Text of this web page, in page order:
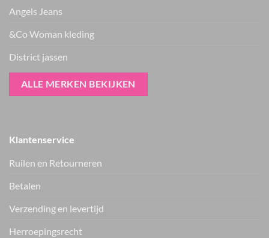
Angels Jeans
&Co Woman kleding
District jassen
ALLE MERKEN BEKIJKEN
Klantenservice
Ruilen en Retourneren
Betalen
Verzending en levertijd
Herroepingsrecht